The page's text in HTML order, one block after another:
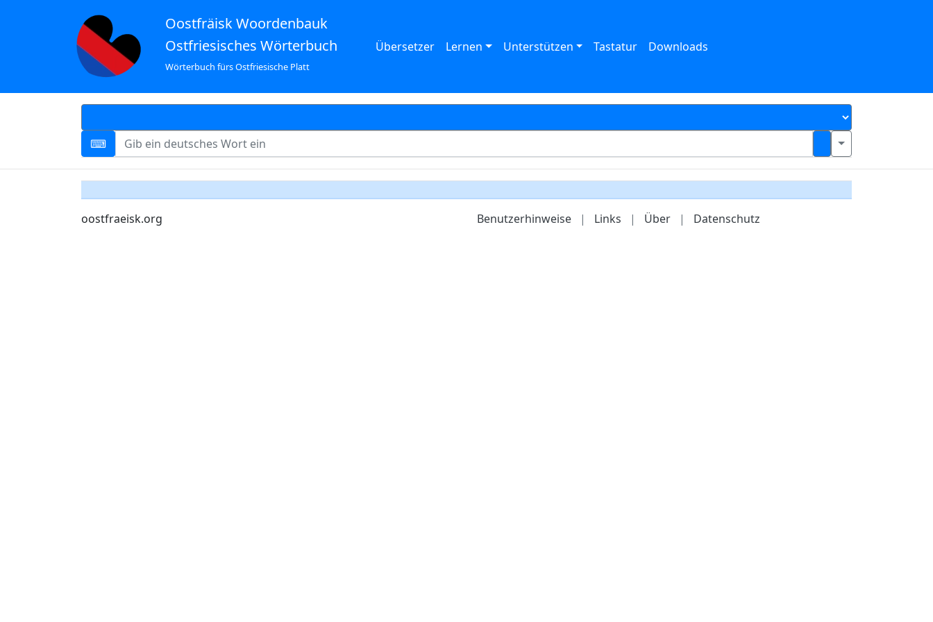
Oostfräisk Woordenbauk
Ostfriesisches Wörterbuch
Wörterbuch fürs Ostfriesische Platt
Übersetzer Lernen Unterstützen Tastatur Downloads
oostfraeisk.org Benutzerhinweise | Links | Über | Datenschutz